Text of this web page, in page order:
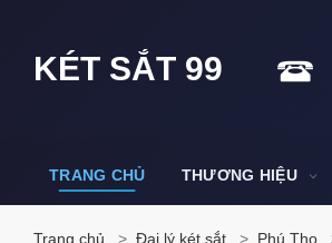
KÉT SẮT 99
TRANG CHỦ THƯƠNG HIỆU
Trang chủ Đại lý két sắt Phú Thọ